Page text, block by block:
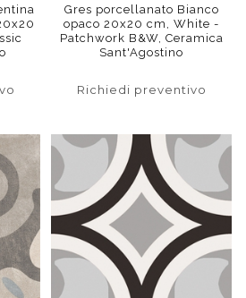
Gres porcellanato Bianco
opaco 20x20 cm, White -
Patchwork B&W, Ceramica
Sant'Agostino
Richiedi preventivo